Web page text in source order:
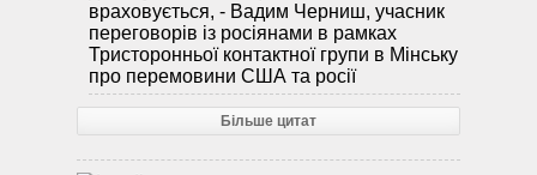
враховується, - Вадим Черниш, учасник
переговорів із росіянами в рамках
Тристоронньої контактної групи в Мінську
про перемовини США та росії
Більше цитат